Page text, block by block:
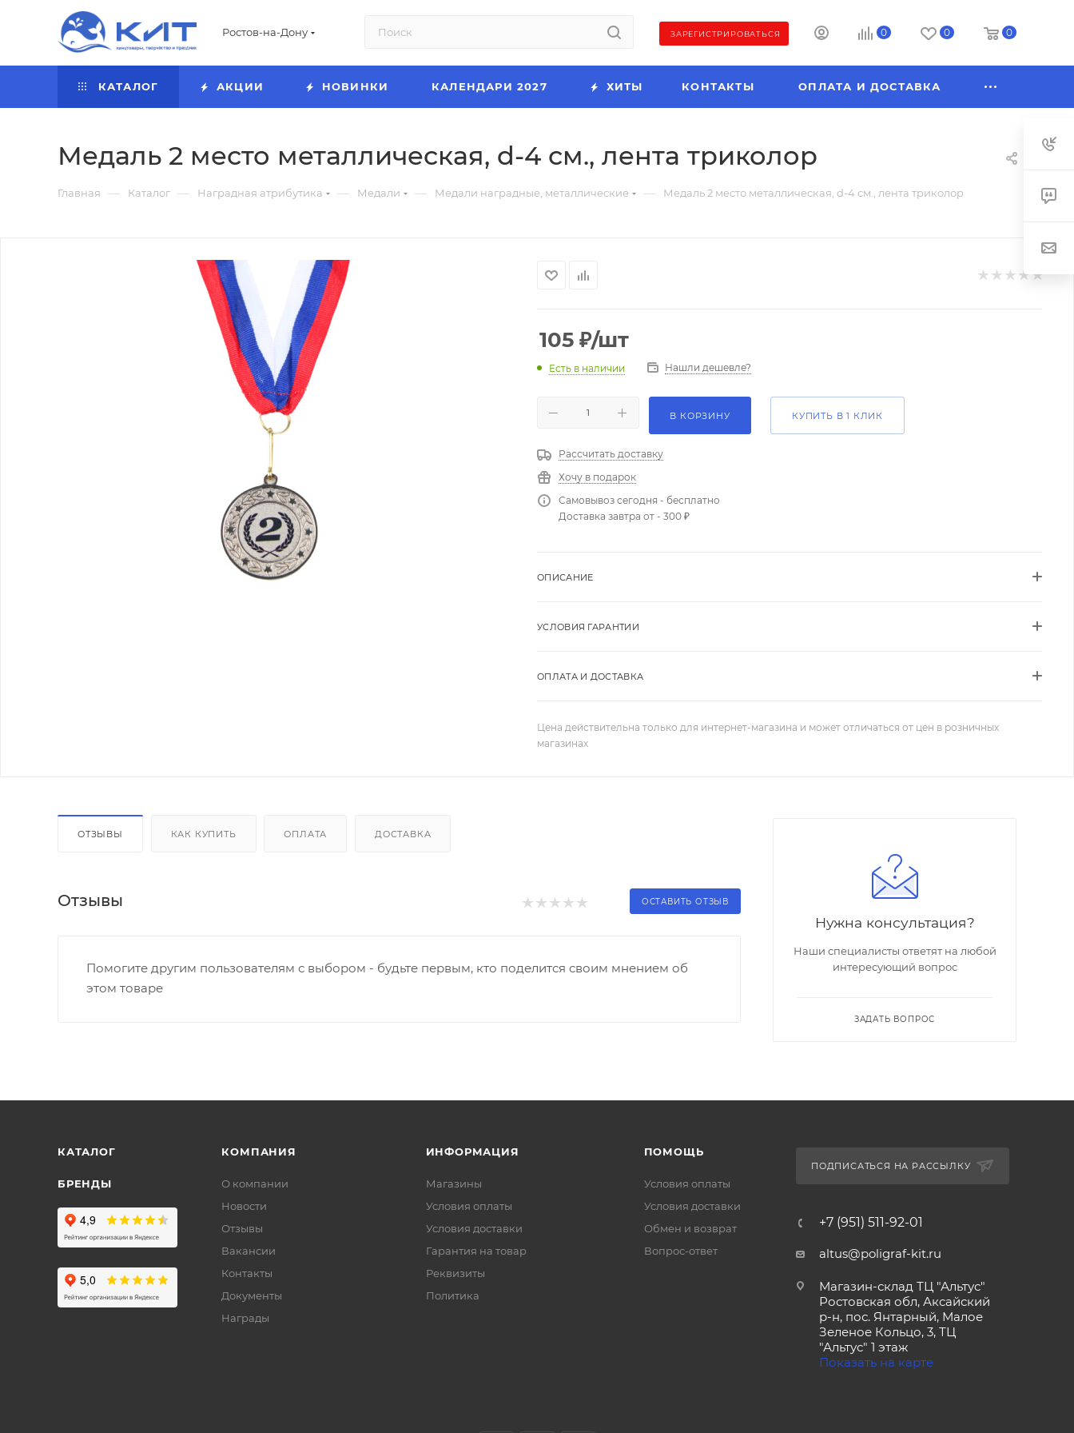
Ростов-на-Дону ЗАРЕГИСТРИРОВАТЬСЯ 0 0 0
КАТАЛОГ АКЦИИ НОВИНКИ КАЛЕНДАРИ 2027 ХИТЫ КОНТАКТЫ ОПЛАТА И ДОСТАВКА
Медаль 2 место металлическая, d-4 см., лента триколор
Главная — Каталог — Наградная атрибутика — Медали — Медали наградные, металлические — Медаль 2 место металлическая, d-4 см., лента триколор
105 ₽/шт
Есть в наличии Нашли дешевле?
В КОРЗИНУ КУПИТЬ В 1 КЛИК
Рассчитать доставку
Хочу в подарок
Самовывоз сегодня - бесплатно
Доставка завтра от - 300 ₽
ОПИСАНИЕ
УСЛОВИЯ ГАРАНТИИ
ОПЛАТА И ДОСТАВКА
Цена действительна только для интернет-магазина и может отличаться от цен в розничных
магазинах
ОТЗЫВЫ КАК КУПИТЬ ОПЛАТА ДОСТАВКА
Отзывы ОСТАВИТЬ ОТЗЫВ
Помогите другим пользователям с выбором - будьте первым, кто поделится своим мнением об
этом товаре
Нужна консультация?
Наши специалисты ответят на любой
интересующий вопрос
ЗАДАТЬ ВОПРОС
КАТАЛОГ
БРЕНДЫ
КОМПАНИЯ
О компании
Новости
Отзывы
Вакансии
Контакты
Документы
Награды
ИНФОРМАЦИЯ
Магазины
Условия оплаты
Условия доставки
Гарантия на товар
Реквизиты
Политика
ПОМОЩЬ
Условия оплаты
Условия доставки
Обмен и возврат
Вопрос-ответ
ПОДПИСАТЬСЯ НА РАССЫЛКУ
+7 (951) 511-92-01
altus@poligraf-kit.ru
Магазин-склад ТЦ "Альтус"
Ростовская обл, Аксайский
р-н, пос. Янтарный, Малое
Зеленое Кольцо, 3, ТЦ
"Альтус" 1 этаж
Показать на карте